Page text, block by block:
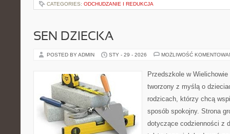
CATEGORIES: ODCHUDZANIE I REDUKCJA
SEN DZIECKA
POSTED BY ADMIN STY - 29 - 2026 MOŻLIWOŚĆ
Przedszkole w
tworzony z myślą o
rodzicach, którzy chcą
sposób spokojny. Strona
dotyczące codzienności z